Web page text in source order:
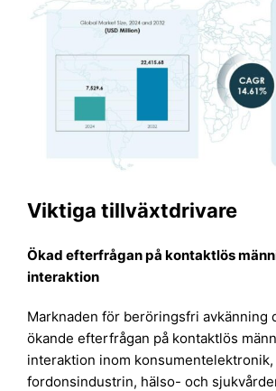
Viktiga tillväxtdrivare
Ökad efterfrågan på kontaktlös
interaktion
Marknaden för beröringsfri avkänning
ökande efterfrågan på kontaktlös
interaktion inom konsumentelektronik,
fordonsindustrin, hälso- och